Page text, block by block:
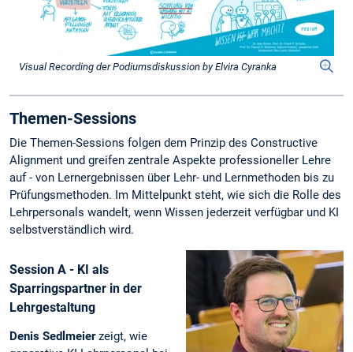
Visual Recording der Podiumsdiskussion by Elvira Cyranka
Themen-Sessions
Die Themen-Sessions folgen dem Prinzip des Constructive
Alignment und greifen zentrale Aspekte professioneller Lehre
auf - von Lernergebnissen über Lehr- und Lernmethoden bis zu
Prüfungsmethoden. Im Mittelpunkt steht, wie sich die Rolle des
Lehrpersonals wandelt, wenn Wissen jederzeit verfügbar und KI
selbstverständlich wird.
Session A - KI als
Sparringspartner in der
Lehrgestaltung
Denis Sedlmeierzeigt, wie